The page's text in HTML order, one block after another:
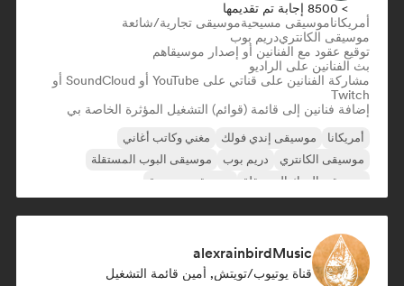
> 8500 إجابة تم تقديمها
أمريكاناموسيقى مسيحيةموسيقى تجارية/شائعة
موسيقى الكانتريدريم بوب
توقيع عقود مع الفنانين أو إصدار موسيقاهم
بث الفنانين على الراديو
مشاركة الفنانين على قناتي على YouTube أو SoundCloud أو
Twitch
إضافة فنانين إلى قائمة (قوائم) التشغيل المؤثرة الخاصة بي
أمريكانا موسيقى إندي فولك
مغني وكاتب أغاني
موسيقى الكانتري
دريم بوب
موسيقى البوب المستقلة
موسيقى الروك المستقلة
موسيقى مسيحية
alexrainbirdMusic
قناة يوتيوب/تويتش, أمين قائمة التشغيل